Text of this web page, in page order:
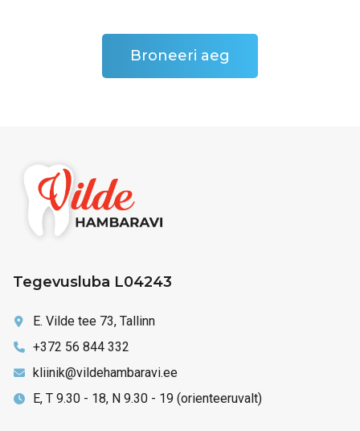
Broneeri aeg
Tegevusluba L04243
E. Vilde tee 73, Tallinn
+372 56 844 332
kliinik@vildehambaravi.ee
E, T 9.30 - 18, N 9.30 - 19 (orienteeruvalt)